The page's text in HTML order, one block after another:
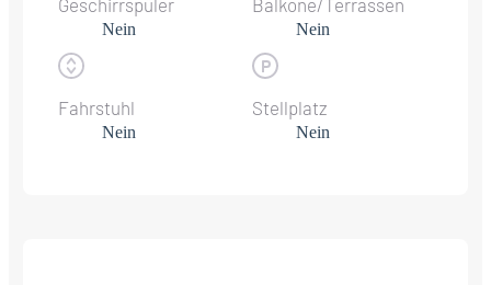
Geschirrspüler
Nein
Balkone/Terrassen
Nein
Fahrstuhl
Nein
Stellplatz
Nein